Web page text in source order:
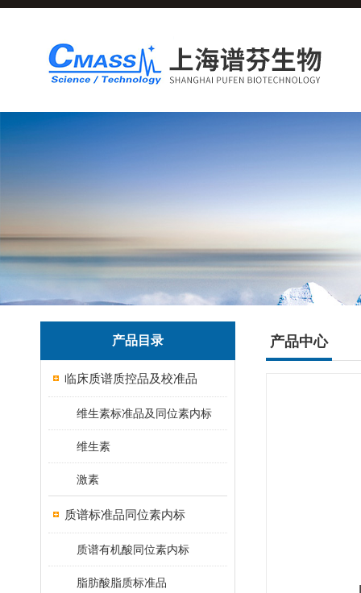
产品目录
临床质谱质控品及校准品
维生素标准品及同位素内标
维生素
激素
质谱标准品同位素内标
质谱有机酸同位素内标
脂肪酸脂质标准品
产品中心